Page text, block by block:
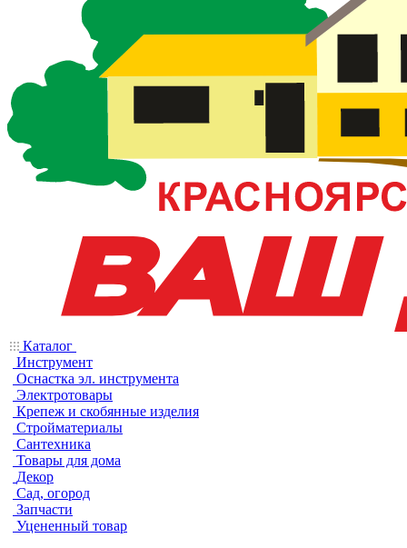
Каталог
Инструмент
Оснастка эл. инструмента
Электротовары
Крепеж и скобянные изделия
Стройматериалы
Сантехника
Товары для дома
Декор
Сад, огород
Запчасти
Уцененный товар